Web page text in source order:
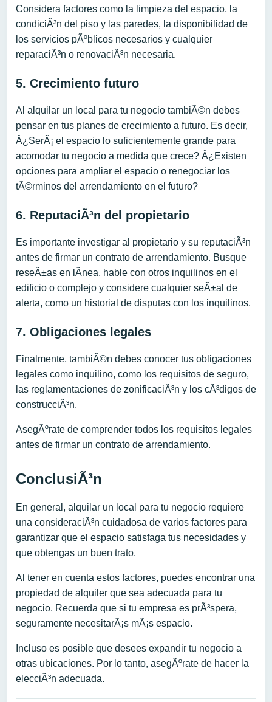
Considera factores como la limpieza del espacio, la
condiciÃ³n del piso y las paredes, la disponibilidad de
los servicios pÃºblicos necesarios y cualquier
reparaciÃ³n o renovaciÃ³n necesaria.
5. Crecimiento futuro
Al alquilar un local para tu negocio tambiÃ©n debes
pensar en tus planes de crecimiento a futuro. Es decir,
Â¿SerÃ¡ el espacio lo suficientemente grande para
acomodar tu negocio a medida que crece? Â¿Existen
opciones para ampliar el espacio o renegociar los
tÃ©rminos del arrendamiento en el futuro?
6. ReputaciÃ³n del propietario
Es importante investigar al propietario y su reputaciÃ³n
antes de firmar un contrato de arrendamiento. Busque
reseÃ±as en lÃ­nea, hable con otros inquilinos en el
edificio o complejo y considere cualquier seÃ±al de
alerta, como un historial de disputas con los inquilinos.
7. Obligaciones legales
Finalmente, tambiÃ©n debes conocer tus obligaciones
legales como inquilino, como los requisitos de seguro,
las reglamentaciones de zonificaciÃ³n y los cÃ³digos de
construcciÃ³n.
AsegÃºrate de comprender todos los requisitos legales
antes de firmar un contrato de arrendamiento.
ConclusiÃ³n
En general, alquilar un local para tu negocio requiere
una consideraciÃ³n cuidadosa de varios factores para
garantizar que el espacio satisfaga tus necesidades y
que obtengas un buen trato.
Al tener en cuenta estos factores, puedes encontrar una
propiedad de alquiler que sea adecuada para tu
negocio. Recuerda que si tu empresa es prÃ³spera,
seguramente necesitarÃ¡s mÃ¡s espacio.
Incluso es posible que desees expandir tu negocio a
otras ubicaciones. Por lo tanto, asegÃºrate de hacer la
elecciÃ³n adecuada.